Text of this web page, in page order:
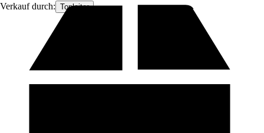
Verkauf durch: Topleiter